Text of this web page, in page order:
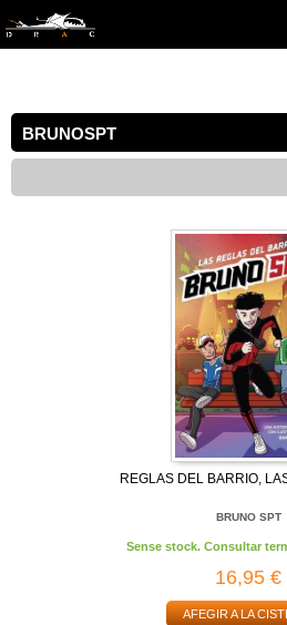
BRUNOSPT
REGLAS DEL BARRIO,
BRUNO SPT
Sense stock. Consultar
16,95 €
AFEGIR A LA